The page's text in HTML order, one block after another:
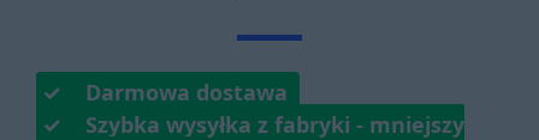
✓ Darmowa dostawa
✓ Szybka wysyłka z fabryki - mniejszy